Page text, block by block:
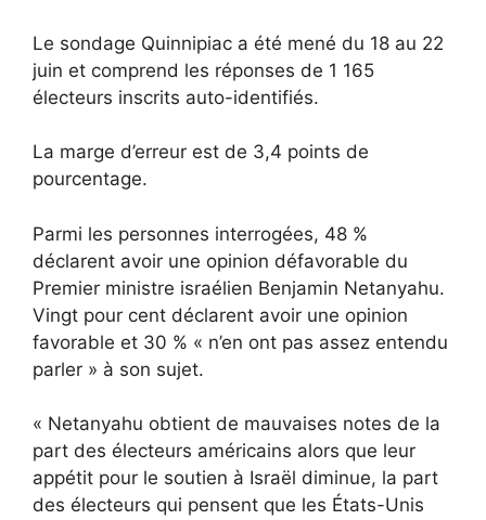
Le sondage Quinnipiac a été mené du 18 au 22
juin et comprend les réponses de 1 165
électeurs inscrits auto-identifiés.
La marge d’erreur est de 3,4 points de
pourcentage.
Parmi les personnes interrogées, 48 ​​%
déclarent avoir une opinion défavorable du
Premier ministre israélien Benjamin Netanyahu.
Vingt pour cent déclarent avoir une opinion
favorable et 30 % « n’en ont pas assez entendu
parler » à son sujet.
« Netanyahu obtient de mauvaises notes de la
part des électeurs américains alors que leur
appétit pour le soutien à Israël diminue, la part
des électeurs qui pensent que les États-Unis